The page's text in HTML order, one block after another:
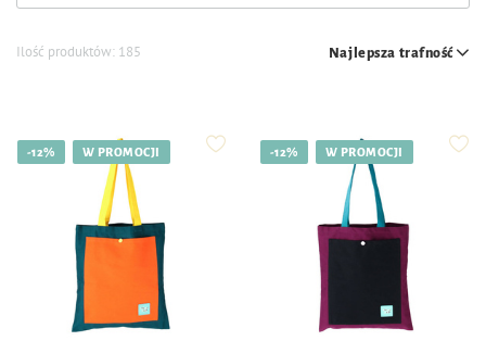
Ilość produktów: 185 Najlepsza trafność
-12% W PROMOCJI -12% W PROMOCJI